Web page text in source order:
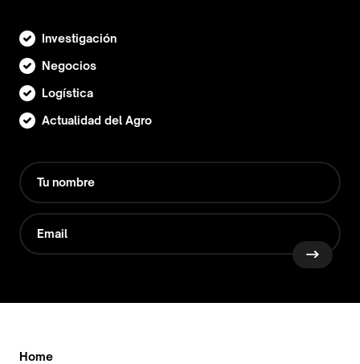
Investigación
Negocios
Logística
Actualidad del Agro
Home